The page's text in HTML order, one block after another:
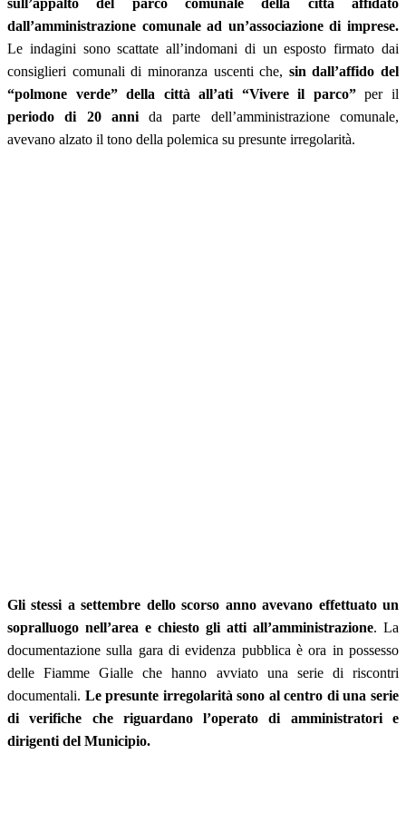
dall’amministrazione comunale ad un’associazione di imprese.
Le indagini sono scattate all’indomani di un esposto firmato dai
consiglieri comunali di minoranza uscenti che, sin dall’affido del
“polmone verde” della città all’ati “Vivere il parco”per il
periodo di 20 annida parte dell’amministrazione comunale,
avevano alzato il tono della polemica su presunte irregolarità.
Gli stessi a settembre dello scorso anno avevano effettuato un
sopralluogo nell’area e chiesto gli atti all’amministrazione. La
documentazione sulla gara di evidenza pubblica è ora in possesso
delle Fiamme Gialle che hanno avviato una serie di riscontri
documentali. Le presunte irregolarità sono al centro di una serie
di verifiche
che riguardano l’operato di amministratori e
dirigenti del Municipio.